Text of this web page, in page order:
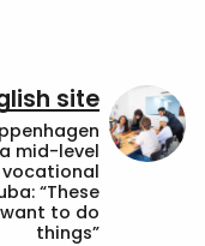
site
mid-level
“These
to do
things”